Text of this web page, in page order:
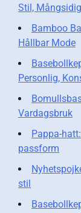
Stil, Mångsidig
Bamboo
Hållbar Mode
Personlig,
Vardagsbruk
Pappa-
passform
stil